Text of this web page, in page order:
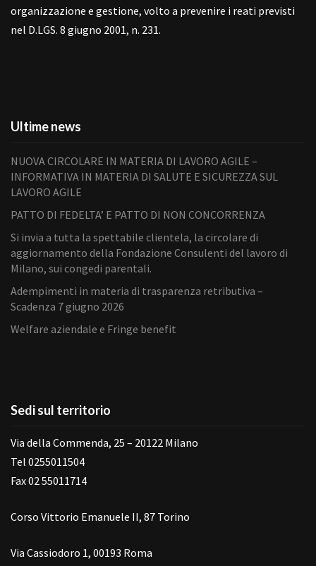
organizzazione e gestione, volto a prevenire i reati previsti
nel D.LGS. 8 giugno 2001, n. 231.
Ultime news
NUOVA CIRCOLARE IN MATERIA DI LAVORO AGILE –
INFORMATIVA IN MATERIA DI SALUTE E SICUREZZA SUL
LAVORO AGILE
PATTO DI FEDELTA’ E PATTO DI NON CONCORRENZA
Si invia a tutta la spettabile clientela, la circolare di
aggiornamento della Fondazione Consulenti del lavoro di
Milano, sui congedi parentali.
Adempimenti in materia di trasparenza retributiva –
Scadenza 7 giugno 2026
Welfare aziendale e Fringe benefit
Sedi sul territorio
Via della Commenda, 25 – 20122 Milano
Tel 0255011504
Fax 02 55011714
Corso Vittorio Emanuele II, 87 Torino
Via Cassiodoro 1, 00193 Roma